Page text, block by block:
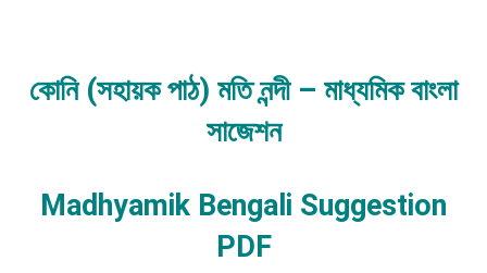
কোনি (সহায়ক পাঠ) মতি নন্দী – মাধ্যমিক বাংলা
সাজেশন
Madhyamik Bengali Suggestion
PDF